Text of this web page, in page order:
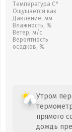
Температура С°
Ощущается как
Давление, мм
Влажность, %
Ветер, м/с
Вероятность
осадков, %
Утром
прямого
дождь